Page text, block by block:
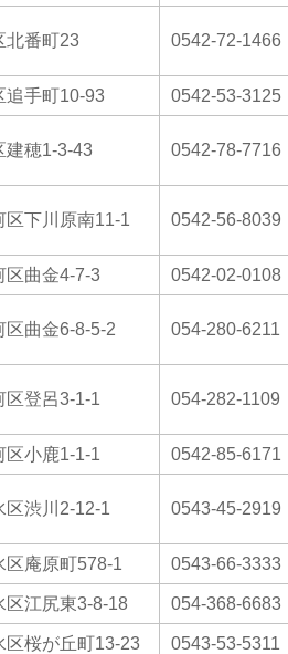
北番町23 0542-72-1466
追手町10-93 0542-53-3125
建穂1-3-43 0542-78-7716
区下川原南11-1 0542-56-8039
区曲金4-7-3 0542-02-0108
区曲金6-8-5-2 054-280-6211
区登呂3-1-1 054-282-1109
区小鹿1-1-1 0542-85-6171
区渋川2-12-1 0543-45-2919
区庵原町578-1 0543-66-3333
区江尻東3-8-18 054-368-6683
区桜が丘町13-23 0543-53-5311